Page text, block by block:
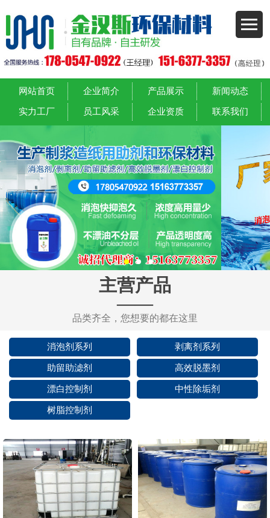
网站首页 企业简介 产品展示 新闻动态
实力工厂 员工风采 企业资质 联系我们
主营产品
——
品类齐全，您想要的都在这里
消泡剂系列 剥离剂系列
助留助滤剂 高效脱墨剂
漂白控制剂 中性除垢剂
树脂控制剂